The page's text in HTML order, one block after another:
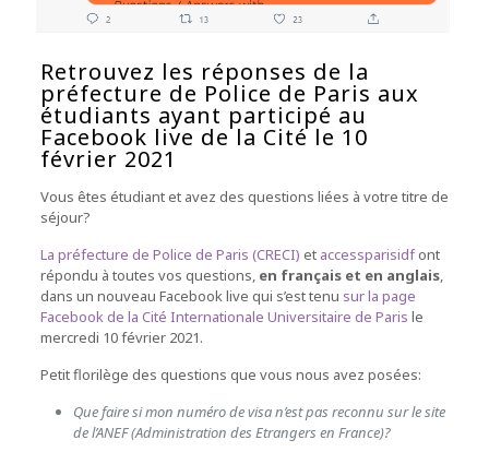
Retrouvez les réponses de la
préfecture de Police de Paris aux
étudiants ayant participé au
Facebook live de la Cité le 10
février 2021
Vous êtes étudiant et avez des questions liées à votre titre de
séjour?
La préfecture de Police de Paris (CRECI) et accessparisidfont
répondu à toutes vos questions, en français et en anglais,
dans un nouveau Facebook live qui s’est tenu sur la page
Facebook de la Cité Internationale Universitaire de Paris le
mercredi 10 février 2021.
Petit florilège des questions que vous nous avez posées:
Que faire si mon numéro de visa n’est pas reconnu sur le site
de l’ANEF (Administration des Etrangers en France)?